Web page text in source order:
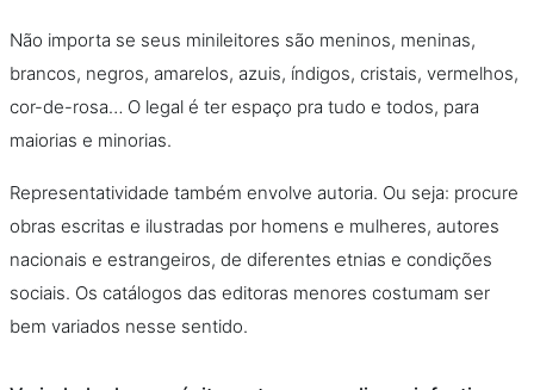
Não importa se seus minileitores são meninos, meninas,
brancos, negros, amarelos, azuis, índigos, cristais, vermelhos,
cor-de-rosa… O legal é ter espaço pra tudo e todos, para
maiorias e minorias.
Representatividade também envolve autoria. Ou seja: procure
obras escritas e ilustradas por homens e mulheres, autores
nacionais e estrangeiros, de diferentes etnias e condições
sociais. Os catálogos das editoras menores costumam ser
bem variados nesse sentido.